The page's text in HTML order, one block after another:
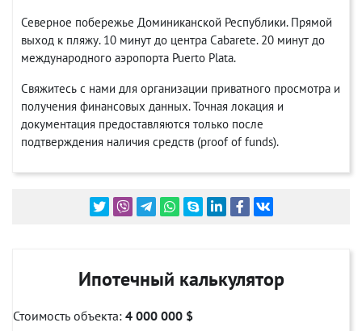
Северное побережье Доминиканской Республики. Прямой
выход к пляжу. 10 минут до центра Cabarete. 20 минут до
международного аэропорта Puerto Plata.
Свяжитесь с нами для организации приватного просмотра и
получения финансовых данных. Точная локация и
документация предоставляются только после
подтверждения наличия средств (proof of funds).
Ипотечный калькулятор
Стоимость объекта: 4 000 000 $